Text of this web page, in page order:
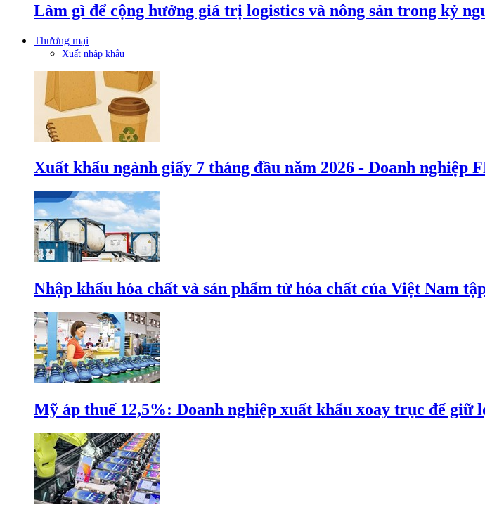
Làm gì để cộng hưởng giá trị logistics và nông sản trong kỷ
Thương mại
Xuất nhập khẩu
Xuất khẩu ngành giấy 7 tháng đầu năm 2026 - Doanh
Nhập khẩu hóa chất và sản phẩm từ hóa chất của Việt Nam
Mỹ áp thuế 12,5%: Doanh nghiệp xuất khẩu xoay trục để giữ